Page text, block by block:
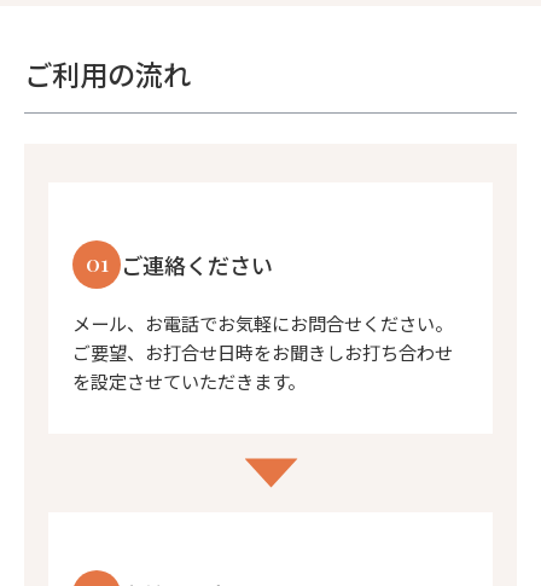
ご利用の流れ
01 ご連絡ください
メール、お電話でお気軽にお問合せください。
ご要望、お打合せ日時をお聞きしお打ち合わせ
を設定させていただきます。